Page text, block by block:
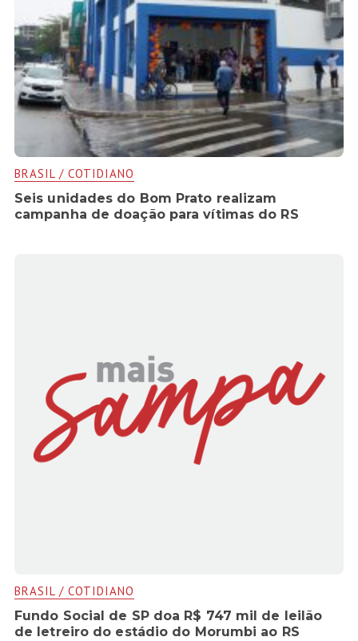
BRASIL / COTIDIANO
Seis unidades do Bom Prato realizam
campanha de doação para vítimas do RS
BRASIL / COTIDIANO
Fundo Social de SP doa R$ 747 mil de leilão
de letreiro do estádio do Morumbi ao RS